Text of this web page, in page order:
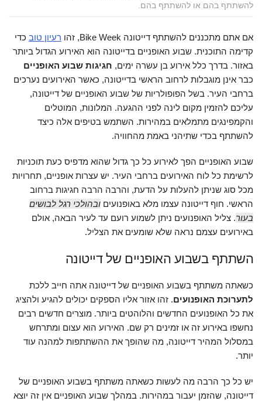
להשתתף בהם או להשתתף בהם.
אם אתם מתכננים להשתתף דייטונה Bike Week, זהו רעיון טוב כדי
קדימה התוכנית. שבוע האופניים בדייטונה הוא האירוע הגדול ביותר
באזור. בדרך כלל אירוע בן עשרה ימים, חגיגות שבוע האופניים
כבר אינן מוגבלות לרחוב הראשי בדייטונה, כאשר האירועים נערכים
ברחבי העיר. בשל הפופולריות של שבוע האופניים של דייטונה,
עליכם להזמין מקום לינה לפני ההגעה. המלונות, המוטלים
והקמפינגים מתמלאים במהירות. השתמש בטיפים אלה כיצד
להשתתף בכדי שתיהני באמת מהחוויה.
שבוע האופניים הפך לאירוע כל כך גדול שהוא מדפיס כעת תוכניות
לרשימת כל לוח האירועים ברחבי העיר. יש עצרות אופניים, תחרויות
מכל סוג שניתן להעלות על הדעת, והרבה הרבה חגיגות ברחוב
הראשי. חוף דייטונה עצמו מלא באופנועים ובהולכי רגל לבושים
בעור. צליל האופנועים ניתן לשמוע רועם עד לעיר הבאה, אולם
באירועים עצמם נראה שלא שומעים את הצליל.
השתתף בשבוע האופניים של דייטונה
כשאתה משתתף בשבוע האופניים של דייטונה אתה חייב ללכת
לתערוכת האופנועים. זהו אזור אליו הספקים יכולים להגיע ולהציג
את כל האופנועים החדשים והלוהטים ביותר. מוצרים חדשים רבים
נחשפו באירוע זה או זמינים רק שם. האירוע הוא עצום ומתרחש
במסלול המהיר דייטונה, מה שהופך את ההשתתפות למהנה עוד
יותר.
יש כל כך הרבה מה לעשות כשאתה משתתף בשבוע האופניים של
דייטונה, שהזמן יעבור במהירות. במהלך שבוע האופניים אין זה יוצא